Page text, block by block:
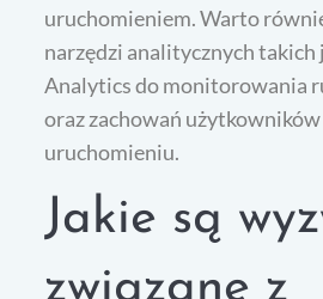
uruchomieniem. Warto
narzędzi analitycznych takich
Analytics do monitorowania
oraz zachowań
uruchomieniu.
Jakie są